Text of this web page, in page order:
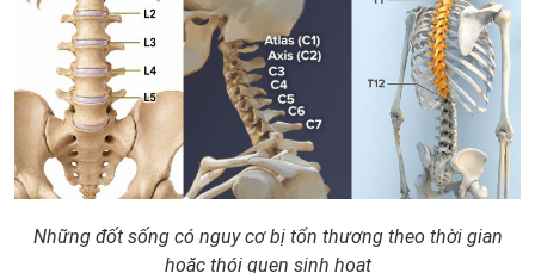
Những đốt sống có nguy cơ bị tổn thương theo thời gian
hoặc thói quen sinh hoạt